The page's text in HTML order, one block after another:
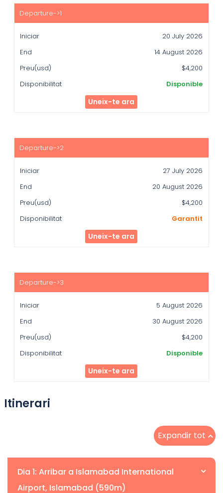
Iniciar
Disponibilitat
20 July 2026
14 August 2026
$4,200
Disponible
Uneix-te ara
27 July 2026
20 August 2026
$4,200
Garantit
Uneix-te ara
5 August 2026
30 August 2026
$4,200
Disponible
Uneix-te ara
Itinerari
Expandir tot
Dia 1: Arribar a Islamabad International
Airport, Islamabad (590m)